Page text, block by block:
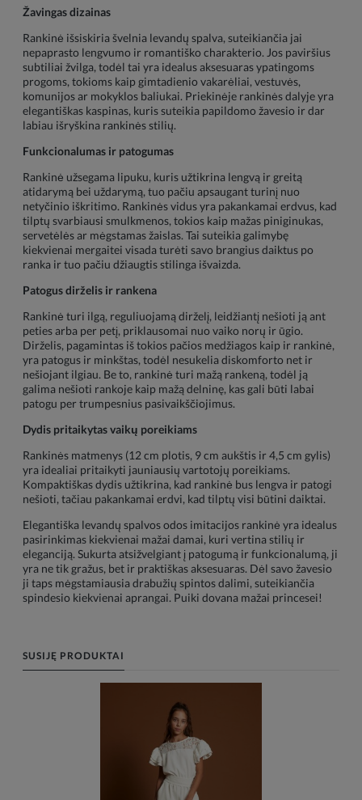
Žavingas dizainas
Rankinė išsiskiria švelnia levandų spalva, suteikiančia jai
nepaprasto lengvumo ir romantiško charakterio. Jos paviršius
subtiliai žvilga, todėl tai yra idealus aksesuaras ypatingoms
progoms, tokioms kaip gimtadienio vakarėliai, vestuvės,
komunijos ar mokyklos baliukai. Priekinėje rankinės dalyje yra
elegantiškas kaspinas, kuris suteikia papildomo žavesio ir dar
labiau išryškina rankinės stilių.
Funkcionalumas ir patogumas
Rankinė užsegama lipuku, kuris užtikrina lengvą ir greitą
atidarymą bei uždarymą, tuo pačiu apsaugant turinį nuo
netyčinio iškritimo. Rankinės vidus yra pakankamai erdvus, kad
tilptų svarbiausi smulkmenos, tokios kaip mažas piniginukas,
servetėlės ar mėgstamas žaislas. Tai suteikia galimybę
kiekvienai mergaitei visada turėti savo brangius daiktus po
ranka ir tuo pačiu džiaugtis stilinga išvaizda.
Patogus dirželis ir rankena
Rankinė turi ilgą, reguliuojamą dirželį, leidžiantį nešioti ją ant
peties arba per petį, priklausomai nuo vaiko norų ir ūgio.
Dirželis, pagamintas iš tokios pačios medžiagos kaip ir rankinė,
yra patogus ir minkštas, todėl nesukelia diskomforto net ir
nešiojant ilgiau. Be to, rankinė turi mažą rankeną, todėl ją
galima nešioti rankoje kaip mažą delninę, kas gali būti labai
patogu per trumpesnius pasivaikščiojimus.
Dydis pritaikytas vaikų poreikiams
Rankinės matmenys (12 cm plotis, 9 cm aukštis ir 4,5 cm gylis)
yra idealiai pritaikyti jauniausių vartotojų poreikiams.
Kompaktiškas dydis užtikrina, kad rankinė bus lengva ir patogi
nešioti, tačiau pakankamai erdvi, kad tilptų visi būtini daiktai.
Elegantiška levandų spalvos odos imitacijos rankinė yra idealus
pasirinkimas kiekvienai mažai damai, kuri vertina stilių ir
eleganciją. Sukurta atsižvelgiant į patogumą ir funkcionalumą, ji
yra ne tik gražus, bet ir praktiškas aksesuaras. Dėl savo žavesio
ji taps mėgstamiausia drabužių spintos dalimi, suteikiančia
spindesio kiekvienai aprangai. Puiki dovana mažai princesei!
SUSIJĘ PRODUKTAI